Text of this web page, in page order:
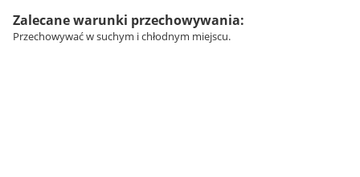
Zalecane warunki przechowywania:
Przechowywać w suchym i chłodnym miejscu.